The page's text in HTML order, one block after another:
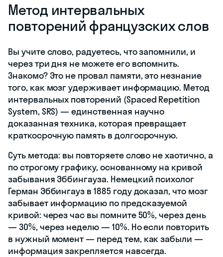
Метод интервальных
повторений французских слов
Вы учите слово, радуетесь, что запомнили, и
через три дня не можете его вспомнить.
Знакомо? Это не провал памяти, это незнание
того, как мозг удерживает информацию. Метод
интервальных повторений (Spaced Repetition
System, SRS) — единственная научно
доказанная техника, которая превращает
краткосрочную память в долгосрочную.
Суть метода: вы повторяете слово не хаотично, а
по строгому графику, основанному на кривой
забывания Эббингауза. Немецкий психолог
Герман Эббингауз в 1885 году доказал, что мозг
забывает информацию по предсказуемой
кривой: через час вы помните 50%, через день
— 30%, через неделю — 10%. Но если повторить
в нужный момент — перед тем, как забыли —
информация закрепляется навсегда.